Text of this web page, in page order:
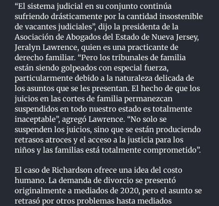
“El sistema judicial en su conjunto continúa
sufriendo drásticamente por la cantidad insostenible
de vacantes judiciales”, dijo la presidenta de la
Asociación de Abogados del Estado de Nueva Jersey,
Jeralyn Lawrence, quien es una practicante de
derecho familiar. “Pero los tribunales de familia
están siendo golpeados con especial fuerza,
particularmente debido a la naturaleza delicada de
los asuntos que se les presentan. El hecho de que los
juicios en las cortes de familia permanezcan
suspendidos en todo nuestro estado es totalmente
inaceptable”, agregó Lawrence. “No solo se
suspenden los juicios, sino que se están produciendo
retrasos atroces y el acceso a la justicia para los
niños y las familias está totalmente comprometido”.
El caso de Richardson ofrece una idea del costo
humano. La demanda de divorcio se presentó
originalmente a mediados de 2020, pero el asunto se
retrasó por otros problemas hasta mediados